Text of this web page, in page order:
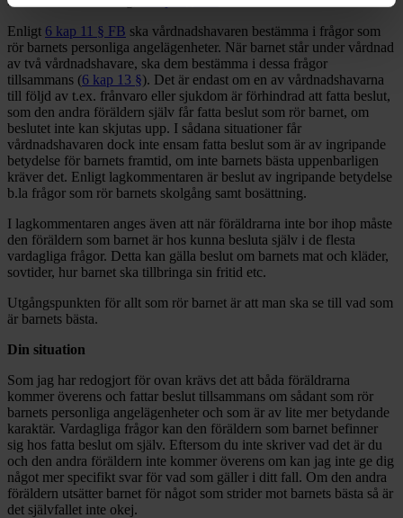
Enligt 6 kap 11 § FB ska vårdnadshavaren bestämma i frågor som
rör barnets personliga angelägenheter. När barnet står under vårdnad
av två vårdnadshavare, ska dem bestämma i dessa frågor
tillsammans (6 kap 13 §). Det är endast om en av vårdnadshavarna
till följd av t.ex. frånvaro eller sjukdom är förhindrad att fatta beslut,
som den andra föräldern själv får fatta beslut som rör barnet, om
beslutet inte kan skjutas upp. I sådana situationer får
vårdnadshavaren dock inte ensam fatta beslut som är av ingripande
betydelse för barnets framtid, om inte barnets bästa uppenbarligen
kräver det. Enligt lagkommentaren är beslut av ingripande betydelse
b.la frågor som rör barnets skolgång samt bosättning.
I lagkommentaren anges även att när föräldrarna inte bor ihop måste
den föräldern som barnet är hos kunna besluta själv i de flesta
vardagliga frågor. Detta kan gälla beslut om barnets mat och kläder,
sovtider, hur barnet ska tillbringa sin fritid etc.
Utgångspunkten för allt som rör barnet är att man ska se till vad som
är barnets bästa.
Din situation
Som jag har redogjort för ovan krävs det att båda föräldrarna
kommer överens och fattar beslut tillsammans om sådant som rör
barnets personliga angelägenheter och som är av lite mer betydande
karaktär. Vardagliga frågor kan den föräldern som barnet befinner
sig hos fatta beslut om själv. Eftersom du inte skriver vad det är du
och den andra föräldern inte kommer överens om kan jag inte ge dig
något mer specifikt svar för vad som gäller i ditt fall. Om den andra
föräldern utsätter barnet för något som strider mot barnets bästa så är
det självfallet inte okej.